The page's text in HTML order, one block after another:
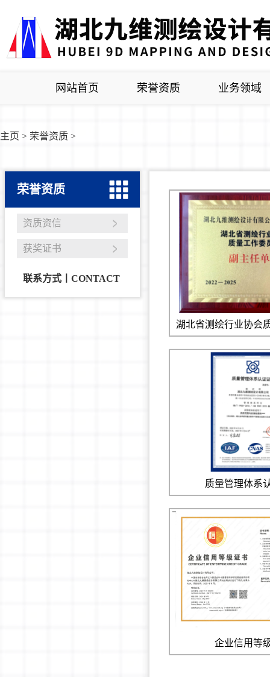
网站首页 荣誉资质 业务领域
主页 > 荣誉资质 >
荣誉资质
资质资信
获奖证书
联系方式丨CONTACT
湖北省测绘行业协会
质量管理体系
企业信用等